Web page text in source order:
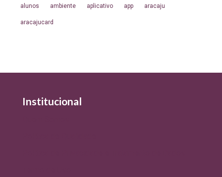
alunos ambiente aplicativo app aracaju
aracajucard
Institucional